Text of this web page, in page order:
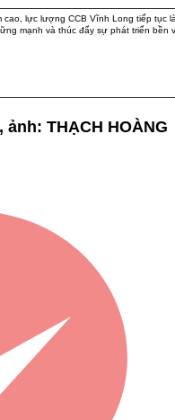
lực lượng CCB Vĩnh Long tiếp tục
mạnh và thúc đẩy sự phát triển bền
ảnh: THẠCH HOÀNG